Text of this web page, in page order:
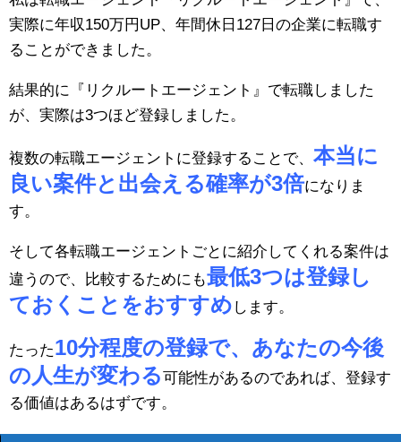
実際に年収150万円UP、年間休日127日の企業に転職す
ることができました。
結果的に『リクルートエージェント』で転職しました
が、実際は3つほど登録しました。
複数の転職エージェントに登録することで、 本当に
良い案件と出会える確率が3倍になりま
す。
そして各転職エージェントごとに紹介してくれる案件は
違うので、比較するためにも最低3つは登録し
ておくことをおすすめ します。
たった10分程度の登録で、あなたの今後
の人生が変わる可能性があるのであれば、登録す
る価値はあるはずです。